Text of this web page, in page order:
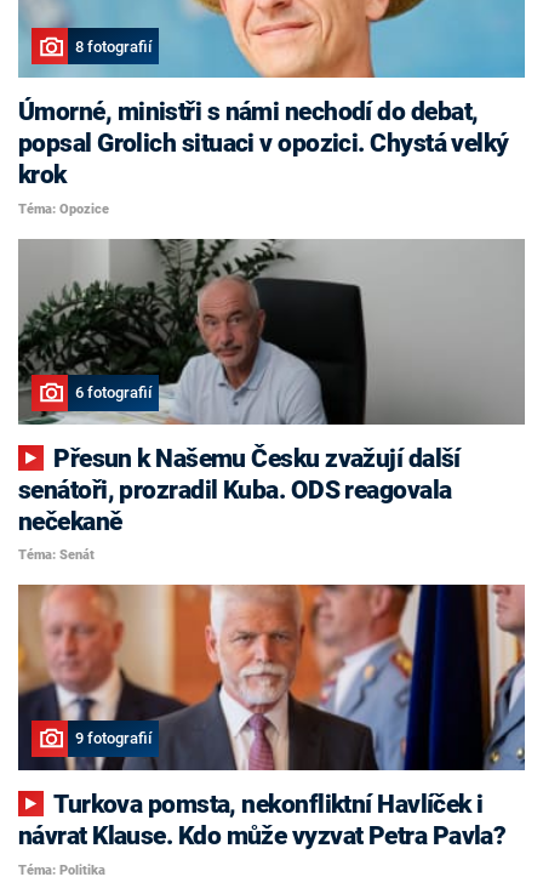
8 fotografií
Úmorné, ministři s námi nechodí do debat,
popsal Grolich situaci v opozici. Chystá velký
krok
Téma: Opozice
6 fotografií
senátoři, prozradil Kuba. ODS reagovala
nečekaně
Téma: Senát
9 fotografií
Turkova pomsta, nekonfliktní Havlíček i
návrat Klause. Kdo může vyzvat Petra Pavla?
Téma: Politika